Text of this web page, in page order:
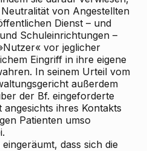
von Angestellten
Dienst – und
Schuleinrichtungen –
vor jeglicher
Eingriff in ihre eigene
In seinem Urteil vom
außerdem
der Bf. eingeforderte
ihres Kontakts
Patienten umso
dass sich die